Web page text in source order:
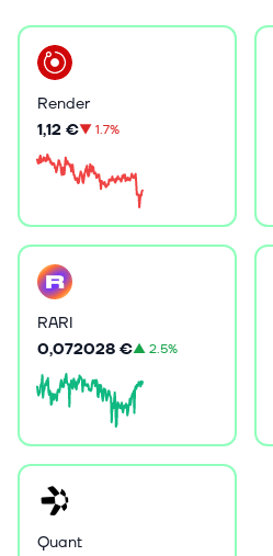
Render
1,12 €▼1.7%
RARI
0,072028 €▲2.5%
Quant